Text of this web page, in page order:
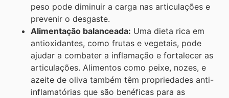
peso pode diminuir a carga nas articulações e
prevenir o desgaste.
Alimentação balanceada: Uma dieta rica em
antioxidantes, como frutas e vegetais, pode
ajudar a combater a inflamação e fortalecer as
articulações. Alimentos como peixe, nozes, e
azeite de oliva também têm propriedades anti-
inflamatórias que são benéficas para as